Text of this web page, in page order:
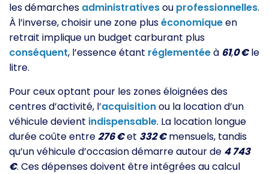
les démarches administrativesou professionnelles.
À l’inverse, choisir une zone pluséconomiqueen
retrait implique un budget carburant plus
conséquent, l’essence étant réglementéeà 61,0 €le
litre.
Pour ceux optant pour les zones éloignées des
centres d’activité, l’acquisitionou la location d’un
véhicule devient indispensable. La location longue
durée coûte entre276 €et 332 €mensuels, tandis
qu’un véhicule d’occasion démarre autour de 4 743
€. Ces dépenses doivent être intégrées au calcul